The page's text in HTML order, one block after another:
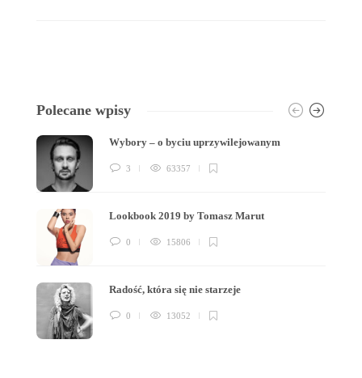
Polecane wpisy
Wybory – o byciu uprzywilejowanym
3 63357
Lookbook 2019 by Tomasz Marut
0 15806
Radość, która się nie starzeje
0 13052